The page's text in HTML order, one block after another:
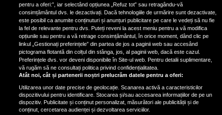
Oana Moșneagu, mărturisiri
despre începutul relației cu Vlad
Gherman: „Eu am fost îngrozită de
aceasta posibilă relație”
pentru a oferi:”, iar selectând opțiunea „Refuz tot” sau retragându-vă
consimțământul dvs. le dezactivați. Dacă tehnologiile de urmărire sunt dezactivate,
este posibil ca anumite conținuturi și anunțuri publicitare pe care le vedeți să nu fie
la fel de relevante pentru dvs. Puteți reveni la acest meniu pentru a vă modifica
opțiunile sau pentru a vă retrage consimțământul, în orice moment, dând clic pe
linkul „Gestionați preferințele” din partea de jos a paginii web sau accesând
pictograma flotantă din colțul din stânga, jos, al paginii web, dacă este cazul.
Preferințele dvs. vor deveni disponibile în Site-ul web. Pentru detalii suplimentare,
vă rugăm să ne consultați politica privind confidențialitatea.
Atât noi, cât și partenerii noștri prelucrăm datele pentru a oferi:
Utilizarea unor date precise de geolocație. Scanarea activă a caracteristicilor
dispozitivului pentru identificare. Stocarea și/sau accesarea informațiilor de pe un
dispozitiv. Publicitate și conținut personalizat, măsurători ale publicității și de
conținut, cercetarea audienței și dezvoltarea serviciilor.